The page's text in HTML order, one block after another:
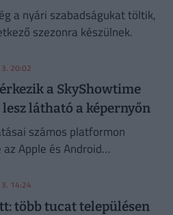
a nyári szabadságukat töltik,
szezonra készülnek.
20:02
a SkyShowtime
látható a képernyőn
számos platformon
Apple és Android
14:24
több tucat településen